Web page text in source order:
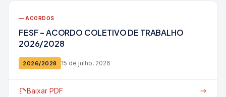
— ACORDOS
FESF – ACORDO COLETIVO DE TRABALHO
2026/2028
2026/2028 15 de julho, 2026
Baixar PDF